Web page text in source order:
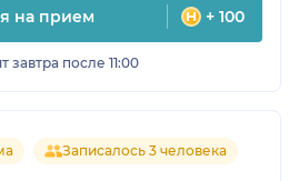
на прием + 100
завтра после 11:00
Записалось 3 человека